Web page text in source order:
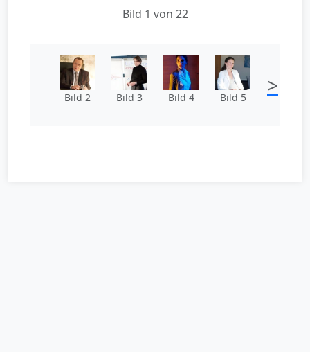
Bild 1 von 22
Bild 2 Bild 3 Bild 4 Bild 5 >